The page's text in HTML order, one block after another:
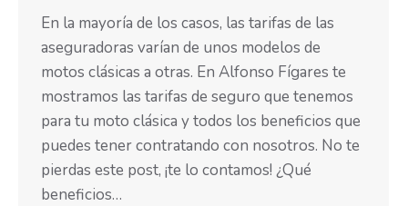
En la mayoría de los casos, las tarifas de las
aseguradoras varían de unos modelos de
motos clásicas a otras. En Alfonso Fígares te
mostramos las tarifas de seguro que tenemos
para tu moto clásica y todos los beneficios que
puedes tener contratando con nosotros. No te
pierdas este post, ¡te lo contamos! ¿Qué
beneficios…